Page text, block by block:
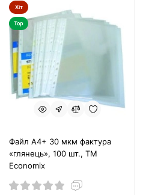
Хіт
Top
Файл А4+ 30 мкм фактура
«глянець», 100 шт., ТМ
Economix